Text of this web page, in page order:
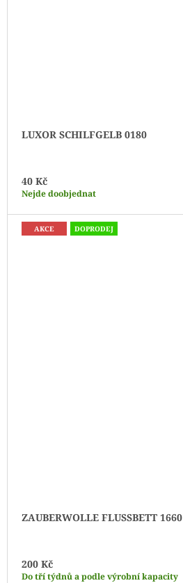
LUXOR SCHILFGELB 0180
40 Kč
Nejde doobjednat
AKCE DOPRODEJ
ZAUBERWOLLE FLUSSBETT 1660
200 Kč
Do tří týdnů a podle výrobní kapacity